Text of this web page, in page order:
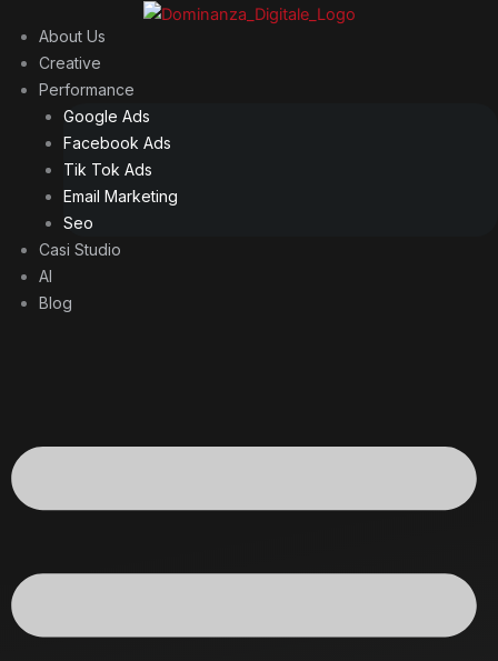
contenuto
About Us
Creative
Performance
Google Ads
Facebook Ads
Tik Tok Ads
Email Marketing
Seo
Casi Studio
AI
Blog